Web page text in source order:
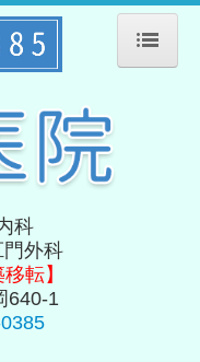
科
門外科
転】
640-1